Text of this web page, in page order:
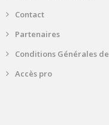
Contact
Partenaires
Conditions Générales
Accès pro